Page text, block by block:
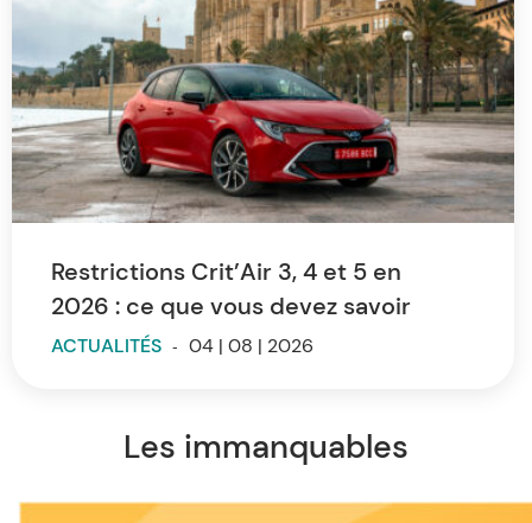
Restrictions Crit’Air 3, 4 et 5 en
2026 : ce que vous devez savoir
ACTUALITÉS - 04 | 08 | 2026
Les immanquables